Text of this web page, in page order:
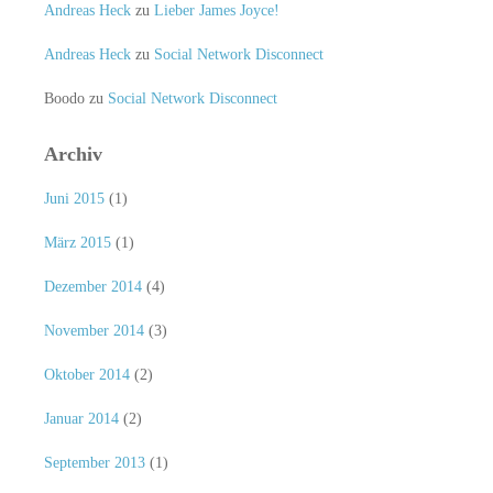
Andreas Heckzu Lieber James Joyce!
Andreas Heckzu Social Network Disconnect
Boodozu Social Network Disconnect
Archiv
Juni 2015(1)
März 2015(1)
Dezember 2014(4)
November 2014(3)
Oktober 2014(2)
Januar 2014(2)
September 2013(1)